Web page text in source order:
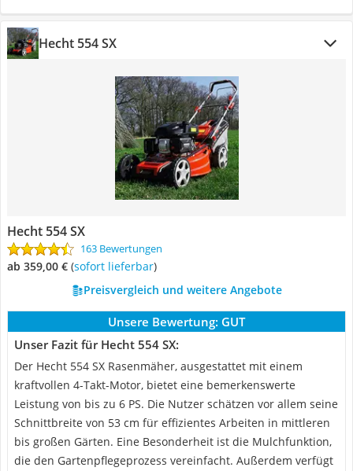
Hecht 554 SX
Hecht 554 SX
163 Bewertungen
ab 359,00 € ( Sofort lieferbar)
Preisvergleich und weitere Angebote
Unsere Bewertung: GUT
Unser Fazit für Hecht 554 SX:
Der Hecht 554 SX Rasenmäher, ausgestattet mit einem
kraftvollen 4-Takt-Motor, bietet eine bemerkenswerte
Leistung von bis zu 6 PS. Die Nutzer schätzen vor allem seine
Schnittbreite von 53 cm für effizientes Arbeiten in mittleren
bis großen Gärten. Eine Besonderheit ist die Mulchfunktion,
die den Gartenpflegeprozess vereinfacht. Außerdem verfügt